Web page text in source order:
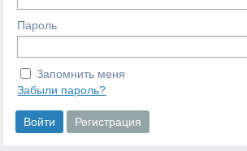
Пароль
Запомнить меня
Забыли пароль?